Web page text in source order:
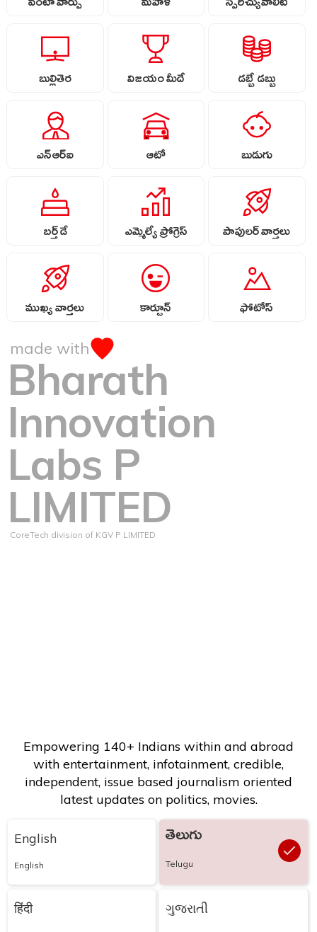
వంటా వార్పు మహిళ స్పిరిచ్యువాలిటీ
బుల్లితెర విజయం మీదే డబ్బే డబ్బు
ఎన్ఆర్ఐ ఆటో బుడుగు
బర్త్ డే ఎమ్మెల్యే ప్రోగ్రెస్ పాపులర్ వార్తలు
ముఖ్య వార్తలు కార్టూన్ ఫోటోస్
made with
Bharath
Innovation
Labs P
LIMITED
CoreTech division of KGV P LIMITED
Empowering 140+ Indians within and abroad
with entertainment, infotainment, credible,
independent, issue based journalism oriented
latest updates on politics, movies.
English
English
తెలుగు
Telugu
हिंदी ગુજરાતી